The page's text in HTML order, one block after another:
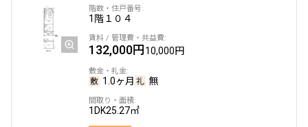
1階１０４
132,000円10,000円
1.0ヶ月 無
1DK25.27㎡